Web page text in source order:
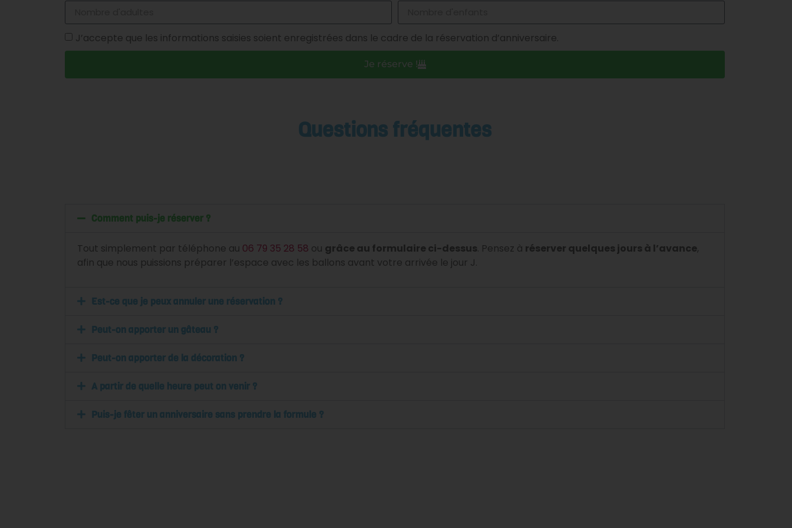
J’accepte que les informations saisies soient enregistrées dans le cadre de la réservation d’anniversaire.
Je réserve !
Questions fréquentes
Comment puis-je réserver ?
Tout simplement par téléphone au 06 79 35 28 58 ou grâce au formulaire ci-dessus. Pensez à réserver quelques jours à l’avance,
afin que nous puissions préparer l’espace avec les ballons avant votre arrivée le jour J.
Est-ce que je peux annuler une réservation ?
Peut-on apporter un gâteau ?
Peut-on apporter de la décoration ?
A partir de quelle heure peut on venir ?
Puis-je fêter un anniversaire sans prendre la formule ?